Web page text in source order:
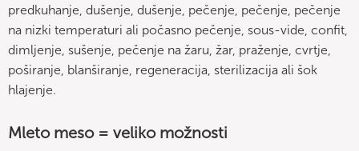
predkuhanje, dušenje, dušenje, pečenje, pečenje, pečenje
na nizki temperaturi ali počasno pečenje, sous-vide, confit,
dimljenje, sušenje, pečenje na žaru, žar, praženje, cvrtje,
poširanje, blanširanje, regeneracija, sterilizacija ali šok
hlajenje.
Mleto meso = veliko možnosti